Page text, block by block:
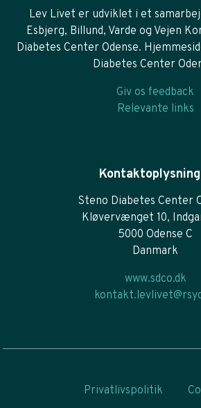
Lev Livet er udviklet i et
Esbjerg, Billund, Varde og Vejen
Diabetes Center Odense.
Diabetes Center
Giv os feedback
Relevante links
Steno Diabetes Center
Kløvervænget 10,
5000 Odense C
Danmark
www.sdco.dk
Privatlivspolitik